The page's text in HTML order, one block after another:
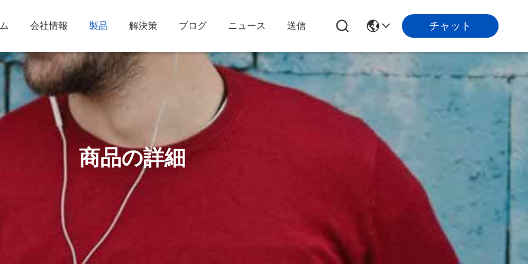
会社情報 製品 解決策 ブログ ニュース 送信 チャット
商品の詳細